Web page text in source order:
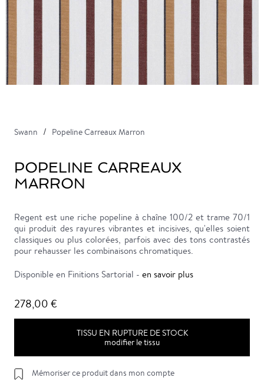
Swann Popeline Carreaux Marron
POPELINE CARREAUX
MARRON
Regent est une riche popeline à chaîne 100/2 et trame 70/1
qui produit des rayures vibrantes et incisives, qu'elles soient
classiques ou plus colorées, parfois avec des tons contrastés
pour rehausser les combinaisons chromatiques.
Disponible en Finitions Sartorial - en savoir plus
278,00 €
TISSU EN RUPTURE DE STOCK
modifier le tissu
Mémoriser ce produit dans mon compte